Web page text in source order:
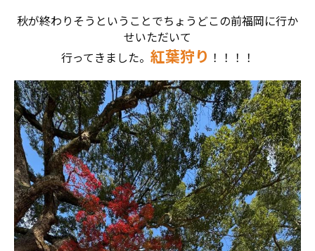
秋が終わりそうということでちょうどこの前福岡に行か
せいただいて
行ってきました。 紅葉狩り ！！！！